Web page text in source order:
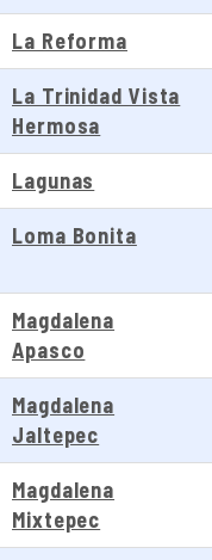
La Reforma
La Trinidad Vista
Hermosa
Lagunas
Loma Bonita
Magdalena
Apasco
Magdalena
Jaltepec
Magdalena
Mixtepec